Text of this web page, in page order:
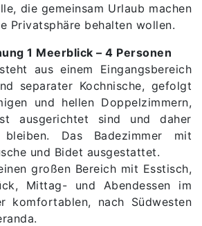
die gemeinsam Urlaub machen
Privatsphäre behalten wollen.
1 Meerblick – 4 Personen
aus einem Eingangsbereich
separater Kochnische, gefolgt
und hellen Doppelzimmern,
ausgerichtet sind und daher
Das Badezimmer mit
und Bidet ausgestattet.
großen Bereich mit Esstisch,
Mittag- und Abendessen im
komfortablen, nach Südwesten